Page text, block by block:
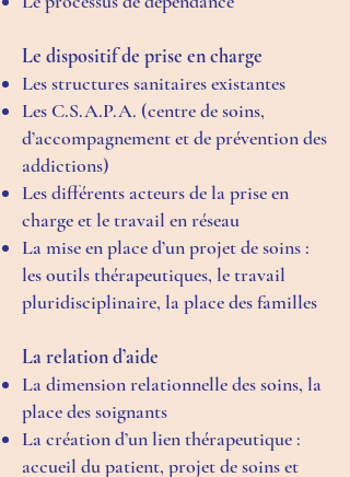
Le dispositif de prise en charge
Les structures sanitaires existantes
Les C.S.A.P.A. (centre de soins,
d’accompagnement et de prévention des
addictions)
Les différents acteurs de la prise en
charge et le travail en réseau
La mise en place d’un projet de soins :
les outils thérapeutiques, le travail
pluridisciplinaire, la place des familles
La relation d’aide
La dimension relationnelle des soins, la
place des soignants
La création d’un lien thérapeutique :
accueil du patient, projet de soins et